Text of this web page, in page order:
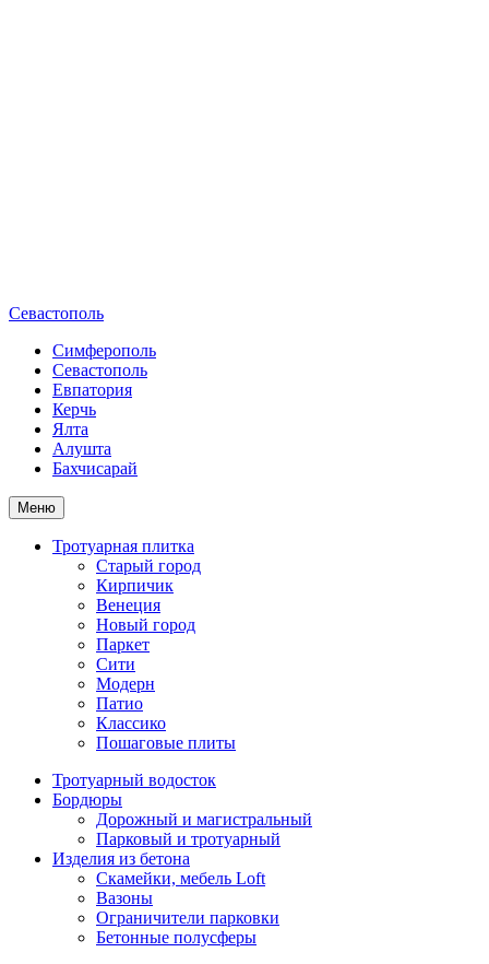
Севастополь
Симферополь
Севастополь
Евпатория
Керчь
Ялта
Алушта
Бахчисарай
Меню
Тротуарная плитка
Старый город
Кирпичик
Венеция
Новый город
Паркет
Сити
Модерн
Патио
Классико
Пошаговые плиты
Тротуарный водосток
Бордюры
Дорожный и магистральный
Парковый и тротуарный
Изделия из бетона
Скамейки, мебель Loft
Вазоны
Ограничители парковки
Бетонные полусферы